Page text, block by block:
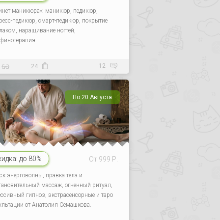
маникюра»: маникюр, педикюр,
педикюр, смарт-педикюр, покрытие
наращивание ногтей,
24 12
По 20 Августа
до 80% От 999 Р.
энерговолны, правка тела и
массаж, огненный ритуал,
гипноз, экстрасенсорные и таро
от Анатолия Семашкова.